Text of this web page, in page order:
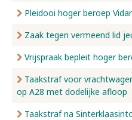
Pleidooi hoger beroep
Zaak tegen vermeend lid
Vrijspraak bepleit hoger
Taakstraf voor
op A28 met dodelijke afloop
Taakstraf na